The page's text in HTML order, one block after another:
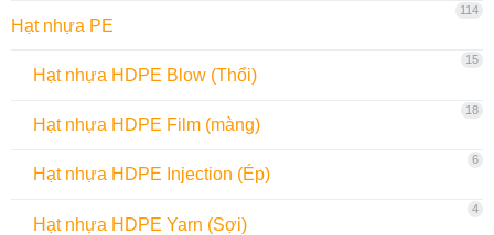
Hạt nhựa PE
114
Hạt nhựa HDPE Blow (Thổi)
15
Hạt nhựa HDPE Film (màng)
18
Hạt nhựa HDPE Injection (Ép)
6
Hạt nhựa HDPE Yarn (Sợi)
4